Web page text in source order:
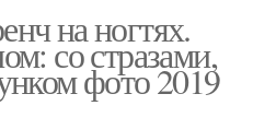
на ногтях.
со стразами,
фото 2019